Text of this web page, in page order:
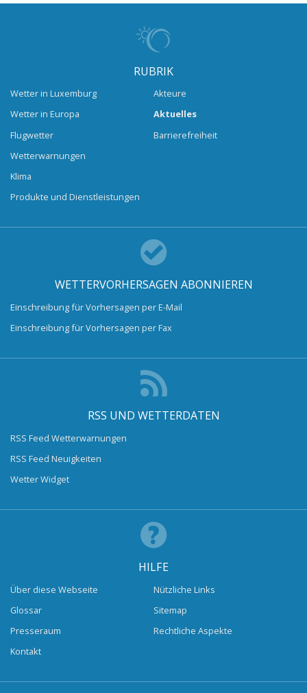
RUBRIK
Wetter in Luxemburg
Wetter in Europa
Flugwetter
Wetterwarnungen
Klima
Produkte und Dienstleistungen
Akteure
Aktuelles
Barrierefreiheit
WETTERVORHERSAGEN ABONNIEREN
Einschreibung für Vorhersagen per E-Mail
Einschreibung für Vorhersagen per Fax
RSS UND WETTERDATEN
RSS Feed Wetterwarnungen
RSS Feed Neuigkeiten
Wetter Widget
HILFE
Über diese Webseite
Glossar
Presseraum
Kontakt
Nützliche Links
Sitemap
Rechtliche Aspekte